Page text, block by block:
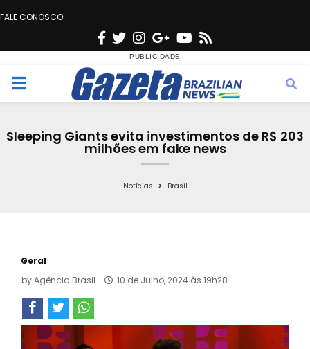
FALE CONOSCO
F
c
e
o
T
w
i
t
e
n
s
t
g
r
a
G
o
o
g
e
Y
u
t
b
s
M
Sleeping Giants evita investimentos de R$ 203
milhões em fake news
Notícias Brasil
Geral
byAgência Brasil 10 de Julho, 2024 às 19h28